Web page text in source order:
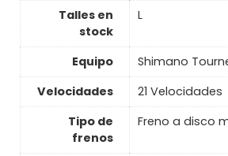
Talles en
stock
L
Equipo
Shimano
Velocidades
21 Velocidades
Tipo de
frenos
Freno a disco